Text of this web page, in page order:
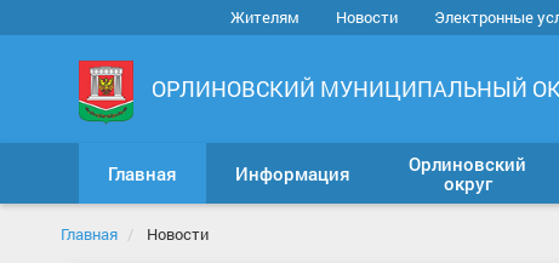
Жителям Новости Электронные
ОРЛИНОВСКИЙ МУНИЦИПАЛЬНЫЙ
Главная Информация
Орлиновский
округ
Главная Новости